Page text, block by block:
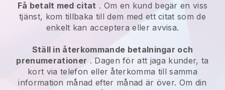
Få betalt med citat . Om en kund begär en viss
tjänst, kom tillbaka till dem med ett citat som de
enkelt kan acceptera eller avvisa.
Ställ in återkommande betalningar och
prenumerationer . Dagen för att jaga kunder, ta
kort via telefon eller återkomma till samma
information månad efter månad är över. Om din